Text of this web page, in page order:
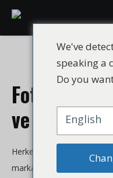
ve Toksisite
Herkese merhaba! Ben bir
marka olan
hema free jel
We've
speaking a
Do you
English